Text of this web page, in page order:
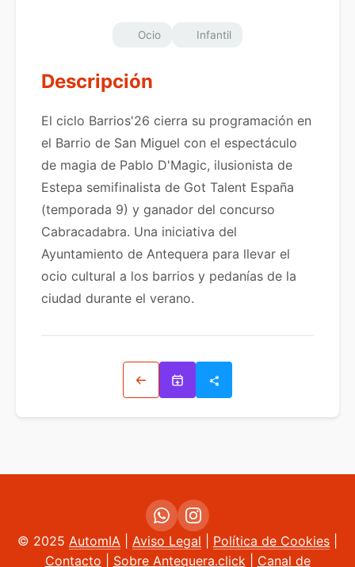
Ocio Infantil
Descripción
El ciclo Barrios'26 cierra su programación en
el Barrio de San Miguel con el espectáculo
de magia de Pablo D'Magic, ilusionista de
Estepa semifinalista de Got Talent España
(temporada 9) y ganador del concurso
Cabracadabra. Una iniciativa del
Ayuntamiento de Antequera para llevar el
ocio cultural a los barrios y pedanías de la
ciudad durante el verano.
Volver
© 2025 AutomIA Aviso Legal Política de Cookies
Contacto
Sobre Antequera.click| Canal de